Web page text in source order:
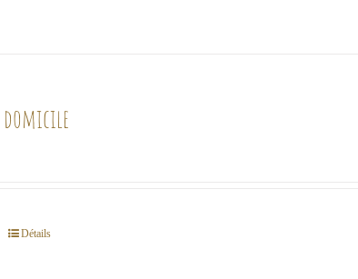
domicile
Détails